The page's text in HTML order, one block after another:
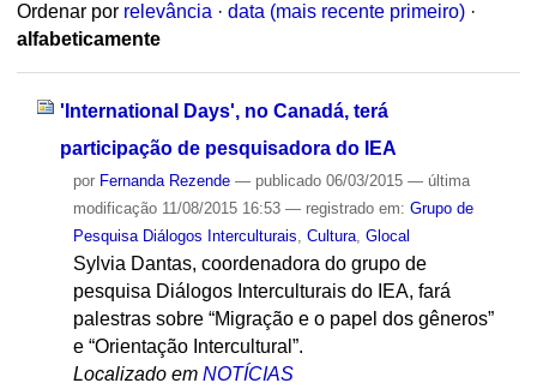
Ordenar por relevância · data (mais recente primeiro) ·
alfabeticamente
'International Days', no Canadá, terá
participação de pesquisadora do IEA
por Fernanda Rezende — publicado06/03/2015 — última
modificação11/08/2015 16:53 — registrado em: Grupo de
Pesquisa Diálogos Interculturais Cultura, Glocal
Sylvia Dantas, coordenadora do grupo de
pesquisa Diálogos Interculturais do IEA, fará
palestras sobre “Migração e o papel dos gêneros”
e “Orientação Intercultural”.
Localizado em NOTÍCIAS